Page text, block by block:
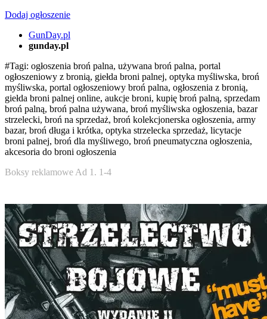
Dodaj ogłoszenie
GunDay.pl
gunday.pl
#Tagi: ogłoszenia broń palna, używana broń palna, portal
ogłoszeniowy z bronią, giełda broni palnej, optyka myśliwska, broń
myśliwska, portal ogłoszeniowy broń palna, ogłoszenia z bronią,
giełda broni palnej online, aukcje broni, kupię broń palną, sprzedam
broń palną, broń palna używana, broń myśliwska ogłoszenia, bazar
strzelecki, broń na sprzedaż, broń kolekcjonerska ogłoszenia, army
bazar, broń długa i krótka, optyka strzelecka sprzedaż, licytacje
broni palnej, broń dla myśliwego, broń pneumatyczna ogłoszenia,
akcesoria do broni ogłoszenia
Boksy reklamowe Ad 1. 1-4